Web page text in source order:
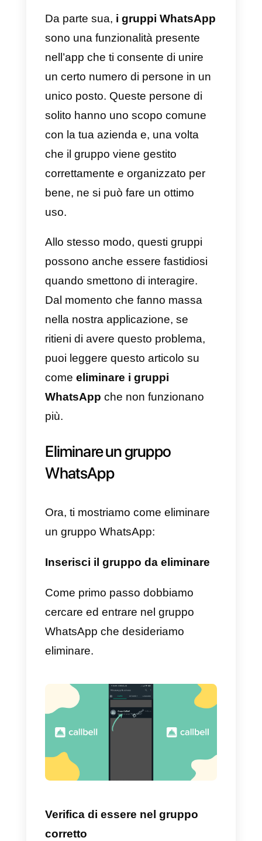
aziende possono utilizzare
per comunicare con i clienti.
WhatsApp ci offre molteplici
funzionalità come: la creazione di
gruppi, la possibilità di mandare
messaggi, cataloghi, introdurre
integrazioni conFacebook e
Instagrame molto altro.
Che cos’è un gruppo
WhatsApp?
sono una funzionalità presente
nell’app che ti consente di unire
un certo numero di persone in un
unico posto. Queste persone di
con la tua azienda e, una volta
che il gruppo viene gestito
bene, ne si può fare un ottimo
Allo stesso modo, questi gruppi
possono anche essere fastidiosi
quando smettono di interagire.
Dal momento che fanno massa
ritieni di avere questo problema,
puoi leggere questo articolo su
come
WhatsApp
che non funzionano